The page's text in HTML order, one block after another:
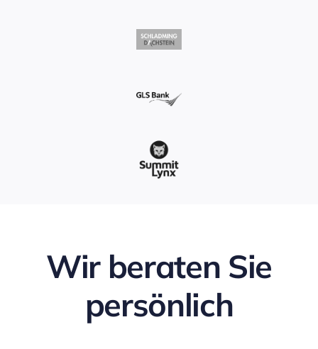
Wir beraten Sie
persönlich